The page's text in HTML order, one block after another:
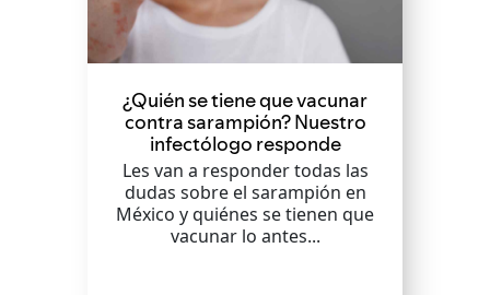
¿Quién se tiene que vacunar
contra sarampión? Nuestro
infectólogo responde
Les van a responder todas las
dudas sobre el sarampión en
México y quiénes se tienen que
vacunar lo antes...